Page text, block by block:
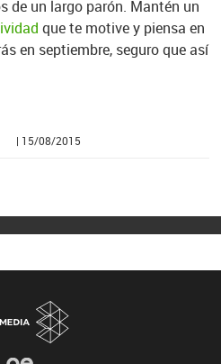
de un largo parón. Mantén un
que te motive y piensa en
en septiembre, seguro que así
| 15/08/2015